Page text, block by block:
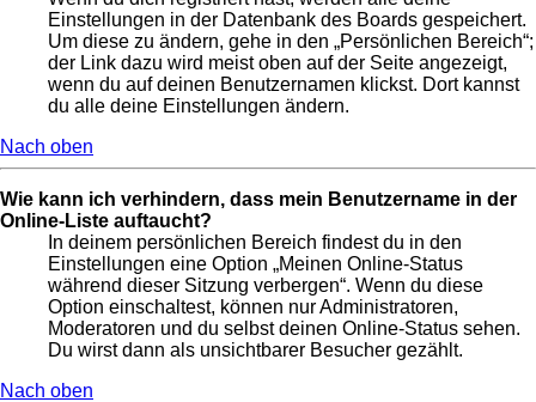
Einstellungen in der Datenbank des Boards gespeichert.
Um diese zu ändern, gehe in den „Persönlichen Bereich“;
der Link dazu wird meist oben auf der Seite angezeigt,
wenn du auf deinen Benutzernamen klickst. Dort kannst
du alle deine Einstellungen ändern.
Nach oben
Wie kann ich verhindern, dass mein Benutzername in der
Online-Liste auftaucht?
In deinem persönlichen Bereich findest du in den
Einstellungen eine Option „Meinen Online-Status
während dieser Sitzung verbergen“. Wenn du diese
Option einschaltest, können nur Administratoren,
Moderatoren und du selbst deinen Online-Status sehen.
Du wirst dann als unsichtbarer Besucher gezählt.
Nach oben